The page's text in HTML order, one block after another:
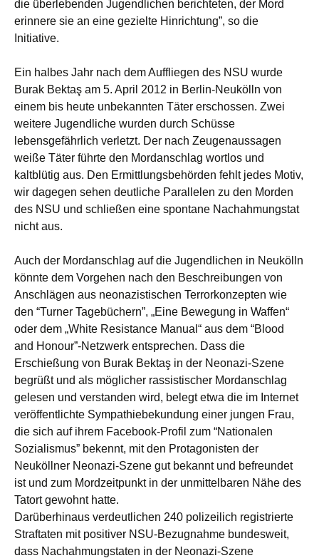
die überlebenden Jugendlichen berichteten, der Mord
erinnere sie an eine gezielte Hinrichtung”, so die
Initiative.
Ein halbes Jahr nach dem Auffliegen des NSU wurde
Burak Bektaş am 5. April 2012 in Berlin-Neukölln von
einem bis heute unbekannten Täter erschossen. Zwei
weitere Jugendliche wurden durch Schüsse
lebensgefährlich verletzt. Der nach Zeugenaussagen
weiße Täter führte den Mordanschlag wortlos und
kaltblütig aus. Den Ermittlungsbehörden fehlt jedes Motiv,
wir dagegen sehen deutliche Parallelen zu den Morden
des NSU und schließen eine spontane Nachahmungstat
nicht aus.
Auch der Mordanschlag auf die Jugendlichen in Neukölln
könnte dem Vorgehen nach den Beschreibungen von
Anschlägen aus neonazistischen Terrorkonzepten wie
den “Turner Tagebüchern”, „Eine Bewegung in Waffen“
oder dem „White Resistance Manual“ aus dem “Blood
and Honour”-Netzwerk entsprechen. Dass die
Erschießung von Burak Bektaş in der Neonazi-Szene
begrüßt und als möglicher rassistischer Mordanschlag
gelesen und verstanden wird, belegt etwa die im Internet
veröffentlichte Sympathiebekundung einer jungen Frau,
die sich auf ihrem Facebook-Profil zum “Nationalen
Sozialismus” bekennt, mit den Protagonisten der
Neuköllner Neonazi-Szene gut bekannt und befreundet
ist und zum Mordzeitpunkt in der unmittelbaren Nähe des
Tatort gewohnt hatte.
Darüberhinaus verdeutlichen 240 polizeilich registrierte
Straftaten mit positiver NSU-Bezugnahme bundesweit,
dass Nachahmungstaten in der Neonazi-Szene